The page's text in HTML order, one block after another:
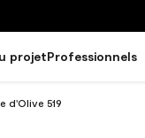
projetProfessionnels
d'Olive 519